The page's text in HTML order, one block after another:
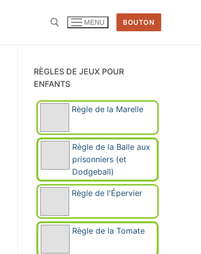
MENU BOUTON
RÈGLES DE JEUX POUR
ENFANTS
Règle de la Marelle
Règle de la Balle aux
prisonniers (et
Dodgeball)
Règle de l'Épervier
Règle de la Tomate